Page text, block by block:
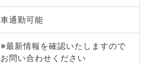
車通勤可能
※最新情報を確認いたしますので
お問い合わせください